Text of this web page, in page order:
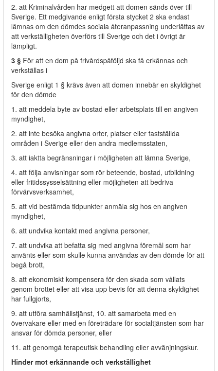
2. att Kriminalvården har medgett att domen sänds över till
Sverige. Ett medgivande enligt första stycket 2 ska endast
lämnas om den dömdes sociala återanpassning underlättas av
att verkställigheten överförs till Sverige och det i övrigt är
lämpligt.
3 § För att en dom på frivårdspåföljd ska få erkännas och
verkställas i
Sverige enligt 1 § krävs även att domen innebär en skyldighet
för den dömde
1. att meddela byte av bostad eller arbetsplats till en angiven
myndighet,
2. att inte besöka angivna orter, platser eller fastställda
områden i Sverige eller den andra medlemsstaten,
3. att iaktta begränsningar i möjligheten att lämna Sverige,
4. att följa anvisningar som rör beteende, bostad, utbildning
eller fritidssysselsättning eller möjligheten att bedriva
förvärvsverksamhet,
5. att vid bestämda tidpunkter anmäla sig hos en angiven
myndighet,
6. att undvika kontakt med angivna personer,
7. att undvika att befatta sig med angivna föremål som har
använts eller som skulle kunna användas av den dömde för att
begå brott,
8. att ekonomiskt kompensera för den skada som vållats
genom brottet eller att visa upp bevis för att denna skyldighet
har fullgjorts,
9. att utföra samhällstjänst, 10. att samarbeta med en
övervakare eller med en företrädare för socialtjänsten som har
ansvar för dömda personer, eller
11. att genomgå terapeutisk behandling eller avvänjningskur.
Hinder mot erkännande och verkställighet